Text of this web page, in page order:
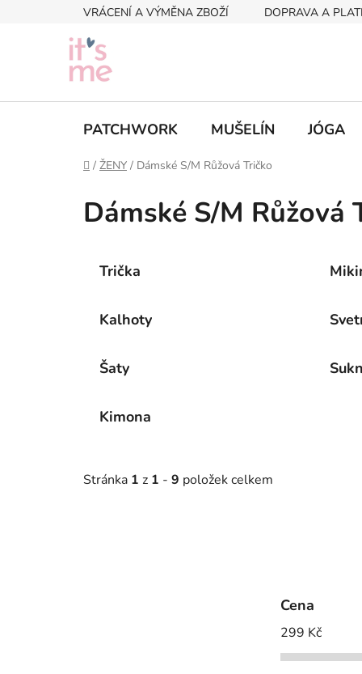
VRÁCENÍ A VÝMĚNA ZBOŽÍ DOPRAVA A
PATCHWORK MUŠELÍN JÓGA
Domů
/ ŽENY / Dámské S/M Růžová Tričko
Dámské S/M Růžová
Trička
Kalhoty
Šaty
Kimona
Stránka 1 z 1 - 9 položek celkem
Cena
299 Kč